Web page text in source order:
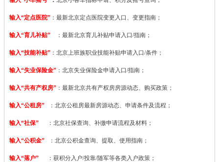
输入“定点医院” ： 最新北京定点医院变更入口、变更指南；
输入“育儿补贴” ：最新北京育儿补贴申请入口/指南；
输入“技能补贴” ： 北京上班族职业技能补贴申请入口/条件；
输入“失业保险金” ：北京失业保险金申请入口/指南；
输入“共有产权房” ：最新北京共有产权房房源动态、购买政策；
输入“公租房” ：北京公租房最新房源动态、申请条件及流程；
输入“社保” ：北京社保查询、补缴申请流程及材料；
输入“公积金” ：北京公积金查询、提取、使用指南；
输入“落户” ：获积分入户/投靠/随军等各类入户政策；